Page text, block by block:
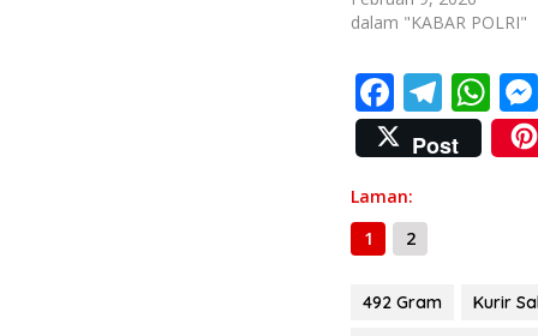
dalam "KABAR POLRI"
F
ac
e
b
o
o
k
T
el
e
m
W
h
at
p
p
Post
Laman:
1
2
492 Gram Kurir